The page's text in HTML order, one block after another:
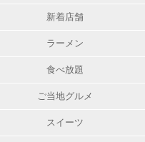
新着店舗
ラーメン
食べ放題
ご当地グルメ
スイーツ